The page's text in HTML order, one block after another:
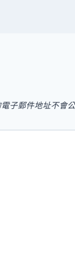
子郵件地址不會